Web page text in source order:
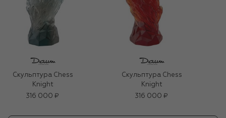
Скульптура Chess
Knight
316 000 ₽
Скульптура Chess
Knight
316 000 ₽